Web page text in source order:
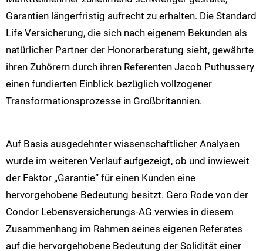
Garantien längerfristig aufrecht zu erhalten. Die Standard
Life Versicherung, die sich nach eigenem Bekunden als
natürlicher Partner der Honorarberatung sieht, gewährte
ihren Zuhörern durch ihren Referenten Jacob Puthussery
einen fundierten Einblick bezüglich vollzogener
Transformationsprozesse in Großbritannien.
Auf Basis ausgedehnter wissenschaftlicher Analysen
wurde im weiteren Verlauf aufgezeigt, ob und inwieweit
der Faktor „Garantie“ für einen Kunden eine
hervorgehobene Bedeutung besitzt. Gero Rode von der
Condor Lebensversicherungs-AG verwies in diesem
Zusammenhang im Rahmen seines eigenen Referates
auf die hervorgehobene Bedeutung der Solidität einer